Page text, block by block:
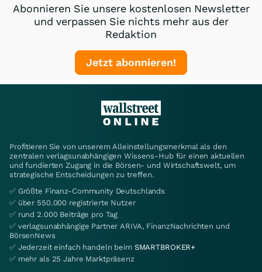
Abonnieren Sie unsere kostenlosen Newsletter
und verpassen Sie nichts mehr aus der
Redaktion
Jetzt abonnieren!
Profitieren Sie von unserem Alleinstellungsmerkmal als den
zentralen verlagsunabhängigen Wissens-Hub für einen aktuellen
und fundierten Zugang in die Börsen- und Wirtschaftswelt, um
strategische Entscheidungen zu treffen.
✅ Größte Finanz-Community Deutschlands
✅ über 550.000 registrierte Nutzer
✅ rund 2.000 Beiträge pro Tag
✅ verlagsunabhängige Partner ARIVA, FinanzNachrichten und
BörsenNews
✅ Jederzeit einfach handeln beim SMARTBROKER+
✅ mehr als 25 Jahre Marktpräsenz